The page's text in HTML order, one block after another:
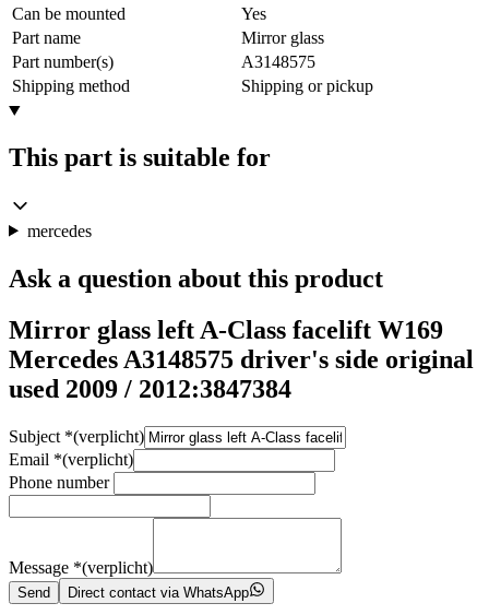
Can be mounted
Yes
Part name
Mirror glass
Part number(s)
A3148575
Shipping method
Shipping or pickup
This part is suitable for
mercedes
Ask a question about this product
Mirror glass left A-Class facelift W169
Mercedes A3148575 driver's side original
used 2009 / 2012:3847384
Subject *(verplicht)
Email *(verplicht)
Phone number
Message *(verplicht)
Send Direct contact via WhatsApp